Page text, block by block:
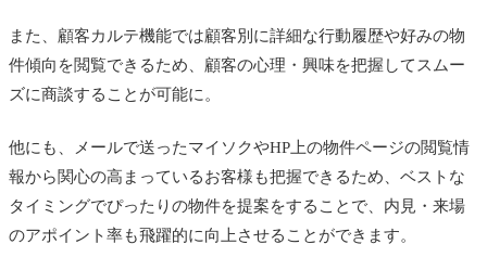
また、顧客カルテ機能では顧客別に詳細な行動履歴や好みの物
件傾向を閲覧できるため、顧客の心理・興味を把握してスムー
ズに商談することが可能に。
他にも、メールで送ったマイソクやHP上の物件ページの閲覧情
報から関心の高まっているお客様も把握できるため、ベストな
タイミングでぴったりの物件を提案をすることで、内見・来場
のアポイント率も飛躍的に向上させることができます。